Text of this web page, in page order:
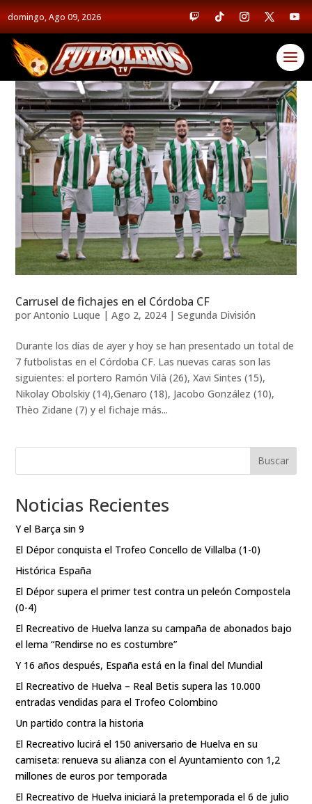
domingo, Ago 09, 2026
Carrusel de fichajes en el Córdoba CF
porAntonio Luque |Ago 2, 2024 |Segunda División
Durante los días de ayer y hoy se han presentado un total de
7 futbolistas en el Córdoba CF. Las nuevas caras son las
siguientes: el portero Ramón Vilà (26), Xavi Sintes (15),
Nikolay Obolskiy (14),Genaro (18), Jacobo González (10),
Thèo Zidane (7) y el fichaje más...
Buscar
Noticias Recientes
Y el Barça sin 9
El Dépor conquista el Trofeo Concello de Villalba (1-0)
Histórica España
El Dépor supera el primer test contra un peleón Compostela
(0-4)
El Recreativo de Huelva lanza su campaña de abonados bajo
el lema “Rendirse no es costumbre”
Y 16 años después, España está en la final del Mundial
El Recreativo de Huelva – Real Betis supera las 10.000
entradas vendidas para el Trofeo Colombino
Un partido contra la historia
El Recreativo lucirá el 150 aniversario de Huelva en su
camiseta: renueva su alianza con el Ayuntamiento con 1,2
millones de euros por temporada
El Recreativo de Huelva iniciará la pretemporada el 6 de julio